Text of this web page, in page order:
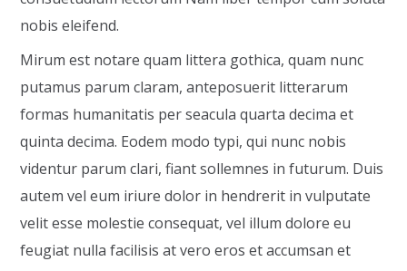
nobis eleifend.
Mirum est notare quam littera gothica, quam nunc
putamus parum claram, anteposuerit litterarum
formas humanitatis per seacula quarta decima et
quinta decima. Eodem modo typi, qui nunc nobis
videntur parum clari, fiant sollemnes in futurum. Duis
autem vel eum iriure dolor in hendrerit in vulputate
velit esse molestie consequat, vel illum dolore eu
feugiat nulla facilisis at vero eros et accumsan et